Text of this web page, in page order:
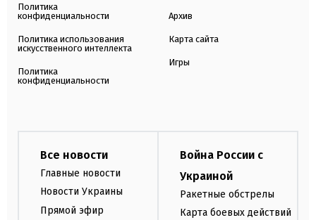
Политика
конфиденциальности
Политика использования
искусственного интеллекта
Политика
конфиденциальности
Архив
Карта сайта
Игры
Все новости
Главные новости
Новости Украины
Прямой эфир
Война России с
Украиной
Ракетные обстрелы
Карта боевых действий